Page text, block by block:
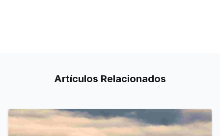
Artículos Relacionados